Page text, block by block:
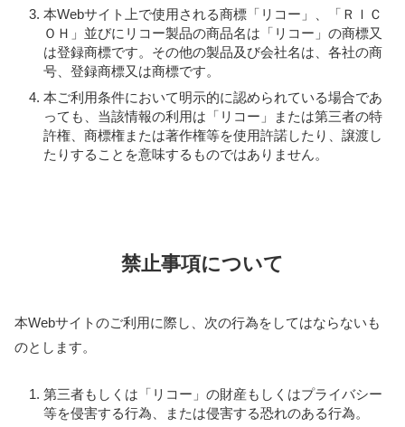
本Webサイト上で使用される商標「リコー」、「ＲＩＣ
ＯＨ」並びにリコー製品の商品名は「リコー」の商標又
は登録商標です。その他の製品及び会社名は、各社の商
号、登録商標又は商標です。
本ご利用条件において明示的に認められている場合であ
っても、当該情報の利用は「リコー」または第三者の特
許権、商標権または著作権等を使用許諾したり、譲渡し
たりすることを意味するものではありません。
禁止事項について
本Webサイトのご利用に際し、次の行為をしてはならないも
のとします。
第三者もしくは「リコー」の財産もしくはプライバシー
等を侵害する行為、または侵害する恐れのある行為。